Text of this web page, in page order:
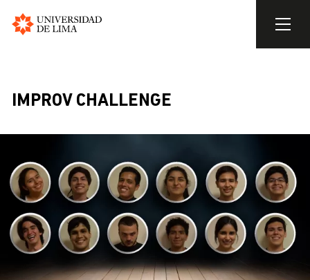
contenido
IMPROV CHALLENGE